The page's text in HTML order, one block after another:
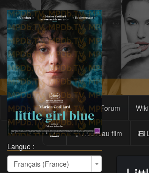
Films Sagas Forum Wiki
Nouveau film
Langue :
Français (France)